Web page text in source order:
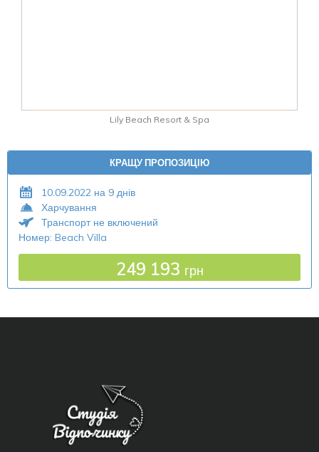
Lily Beach Resort & Spa
КРАЩУ ПРОПОЗИЦІЮ
10.09.2022 на 9 днів
Харчування
Транспорт не включений
Номер: Beach Villa
249 193 грн